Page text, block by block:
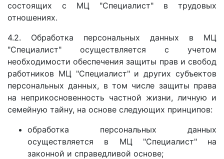
состоящих с МЦ "Специалист" в трудовых
отношениях.
4.2. Обработка персональных данных в МЦ
"Специалист" осуществляется с учетом
необходимости обеспечения защиты прав и свобод
работников МЦ "Специалист" и других субъектов
персональных данных, в том числе защиты права
на неприкосновенность частной жизни, личную и
семейную тайну, на основе следующих принципов:
обработка персональных данных
осуществляется в МЦ "Специалист" на
законной и справедливой основе;